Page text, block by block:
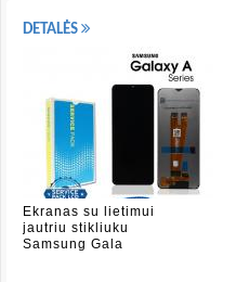
DETALĖS
Ekranas su lietimui
jautriu stikliuku
Samsung Gala